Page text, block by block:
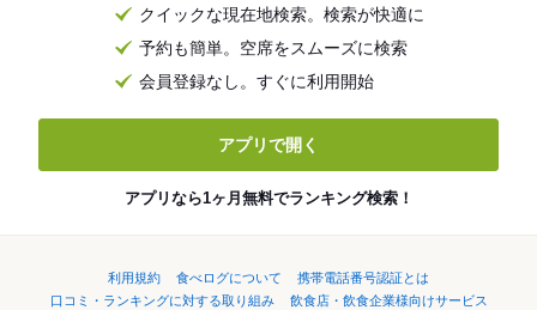
クイックな現在地検索。検索が快適に
予約も簡単。空席をスムーズに検索
会員登録なし。すぐに利用開始
アプリで開く
アプリなら1ヶ月無料でランキング検索！
利用規約 食べログについて
携帯電話番号認証とは
口コミ・ランキングに対する取り組み
飲食店・飲食企業様向けサービス